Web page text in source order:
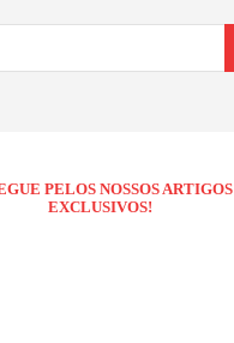
PELOS NOSSOS ARTIGOS
EXCLUSIVOS!